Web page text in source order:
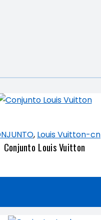
, Louis Vuitton-cn
Conjunto Louis Vuitton